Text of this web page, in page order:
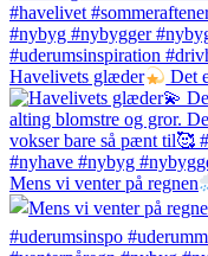
Havelivets glæder Det
Mens vi venter på regnen